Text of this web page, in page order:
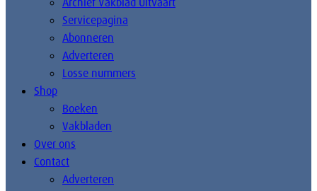
Servicepagina
Abonneren
Adverteren
Losse nummers
Shop
Boeken
Vakbladen
Over ons
Contact
Adverteren